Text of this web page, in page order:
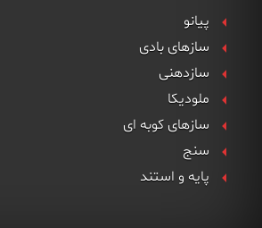
پیانو
سازهای بادی
سازدهنی
ملودیکا
سازهای کوبه ای
سنج
پایه و استند